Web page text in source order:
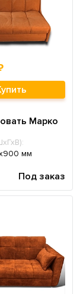
Марко
мм
Под заказ